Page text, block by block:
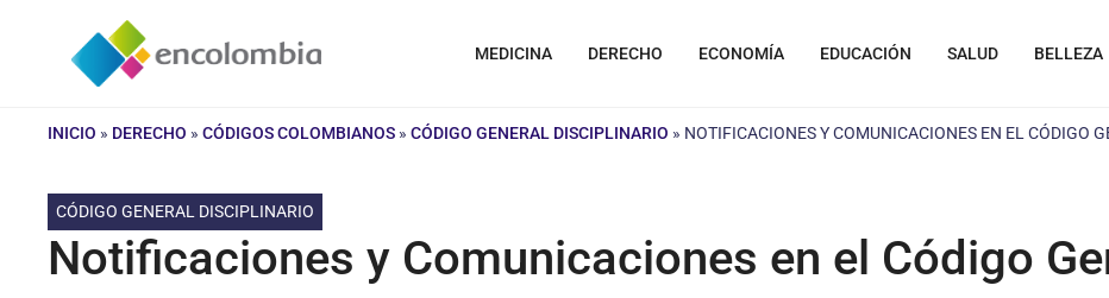
contenido
MEDICINA DERECHO ECONOMÍA EDUCACIÓN SALUD BELLEZA
INICIO » DERECHO » CÓDIGOS COLOMBIANOS » CÓDIGO GENERAL DISCIPLINARIO » NOTIFICACIONES Y COMUNICACIONES EN EL CÓDIGO
CÓDIGO GENERAL DISCIPLINARIO
Notificaciones y Comunicaciones en el Código